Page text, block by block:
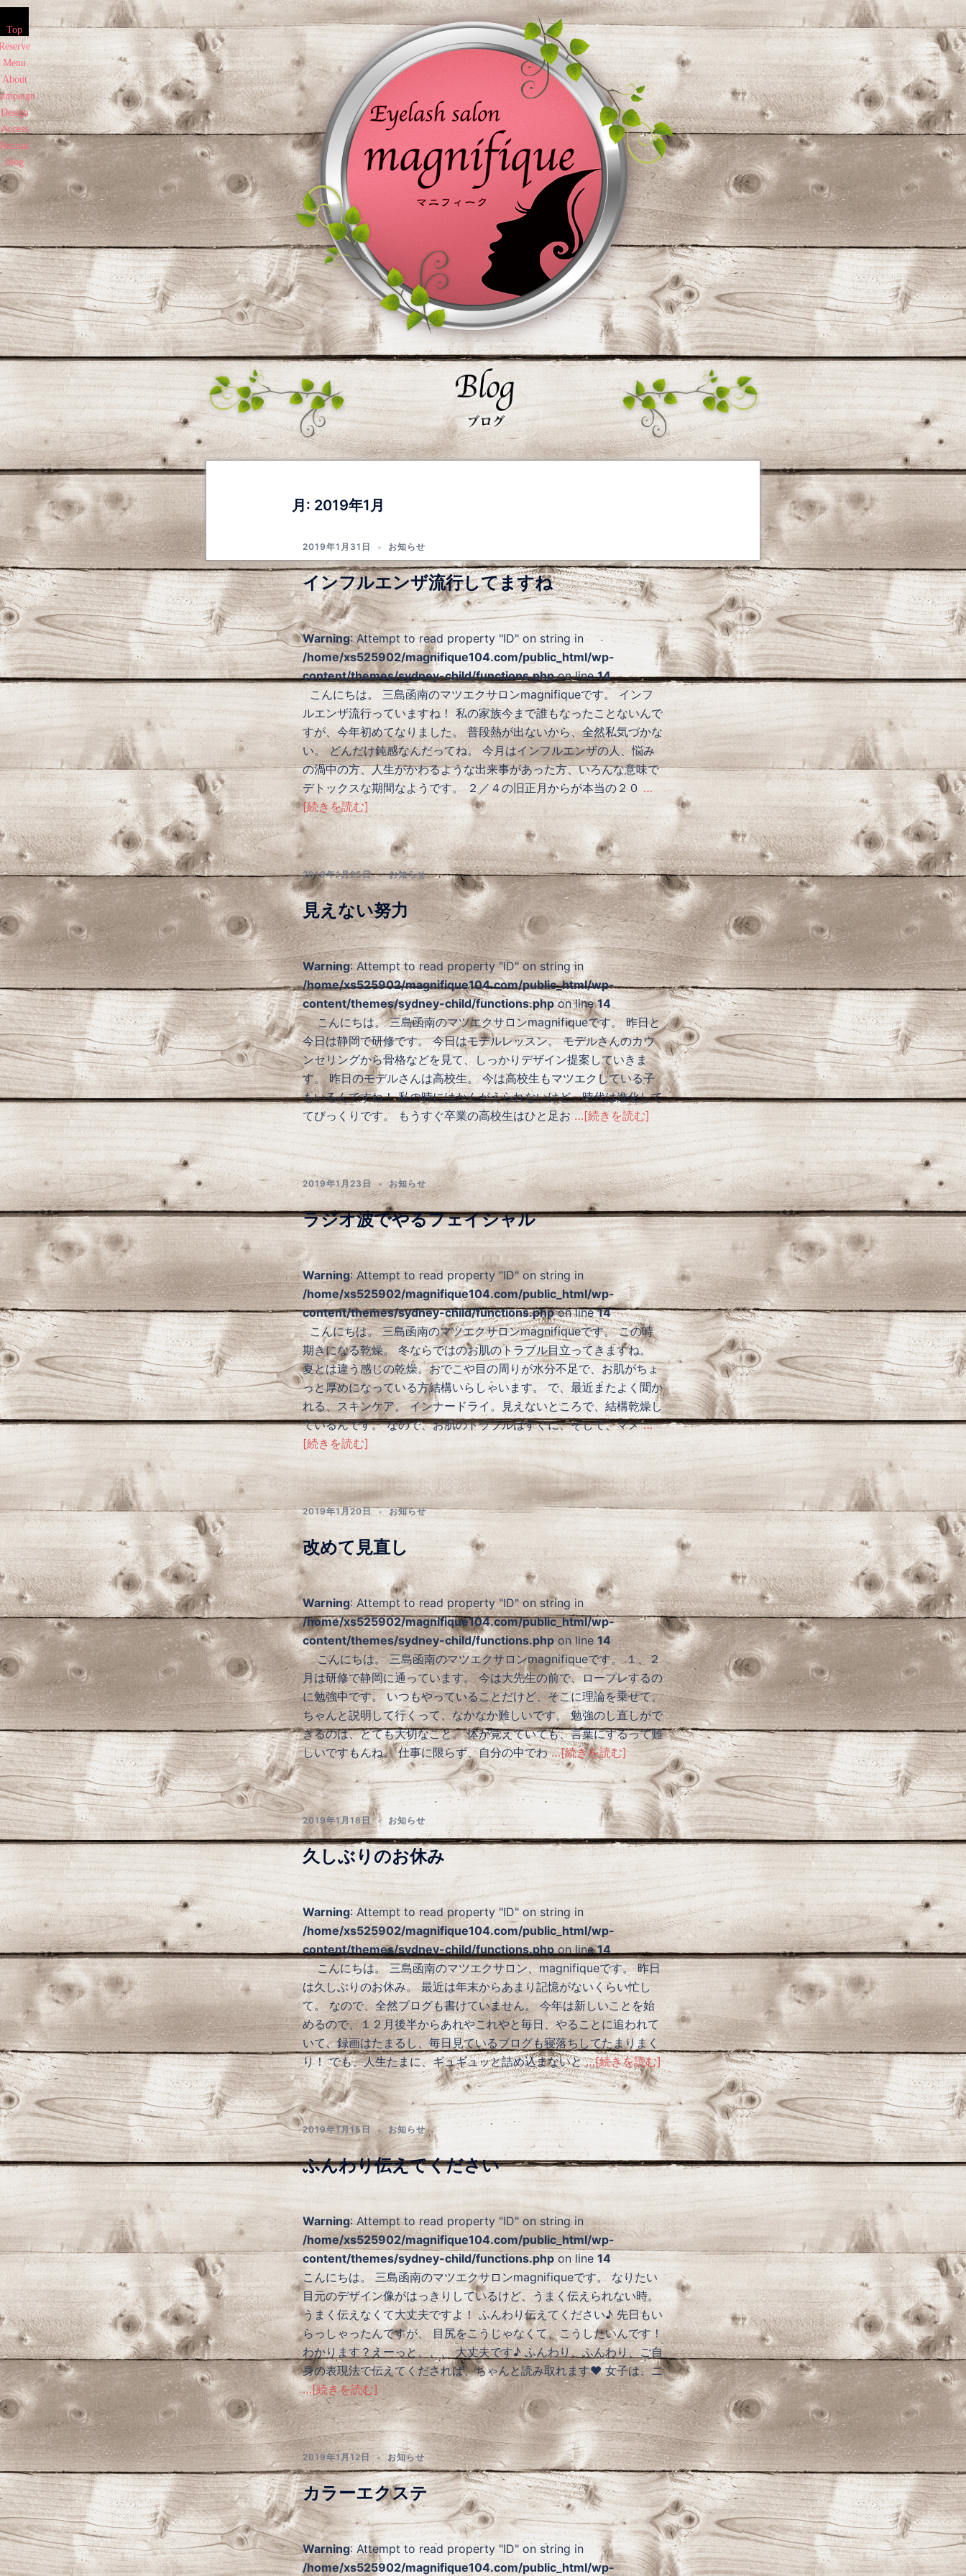
コ
ン
テ
ン
ツ
へ
ス
キ
ッ
プ
Top
Menu
About
Design
Access
Recruit
blog
月: 2019年1月
2019年1月31日 お知らせ
インフルエンザ流行してますね
Warning: Attempt to read property "ID" on string in
/home/xs525902/magnifique104.com/public_html/wp-
content/themes/sydney-child/functions.phpon line14
こんにちは。 三島函南のマツエクサロンmagnifiqueです。 インフ
ルエンザ流行っていますね！ 私の家族今まで誰もなったことないんで
すが、今年初めてなりました。 普段熱が出ないから、全然私気づかな
い。 どんだけ鈍感なんだってね。 今月はインフルエンザの人、悩み
の渦中の方、人生がかわるような出来事があった方、いろんな意味で
デトックスな期間なようです。 ２／４の旧正月からが本当の２０ …
[続きを読む]
2019年1月25日 お知らせ
見えない努力
Warning: Attempt to read property "ID" on string in
/home/xs525902/magnifique104.com/public_html/wp-
content/themes/sydney-child/functions.phpon line14
こんにちは。 三島函南のマツエクサロンmagnifiqueです。 昨日と
今日は静岡で研修です。 今日はモデルレッスン。 モデルさんのカウ
ンセリングから骨格などを見て、しっかりデザイン提案していきま
す。 昨日のモデルさんは高校生。 今は高校生もマツエクしている子
もいるんですね！ 私の時にはかんがえられないけど、時代は進化して
てびっくりです。 もうすぐ卒業の高校生はひと足お…[続きを読む]
2019年1月23日 お知らせ
ラジオ波でやるフェイシャル
Warning: Attempt to read property "ID" on string in
/home/xs525902/magnifique104.com/public_html/wp-
content/themes/sydney-child/functions.phpon line14
こんにちは。 三島函南のマツエクサロンmagnifiqueです。 この時
期きになる乾燥。 冬ならではのお肌のトラブル目立ってきますね。
夏とは違う感じの乾燥。おでこや目の周りが水分不足で、お肌がちょ
っと厚めになっている方結構いらしゃいます。 で、最近またよく聞か
れる、スキンケア。 インナードライ。見えないところで、結構乾燥し
ているんです。 なので、お肌のトラブルはすぐに、そして、マメ…
[続きを読む]
2019年1月20日 お知らせ
改めて見直し
Warning: Attempt to read property "ID" on string in
/home/xs525902/magnifique104.com/public_html/wp-
content/themes/sydney-child/functions.phpon line14
こんにちは。 三島函南のマツエクサロンmagnifiqueです。 １、２
月は研修で静岡に通っています。 今は大先生の前で、ロープレするの
に勉強中です。 いつもやっていることだけど、そこに理論を乗せて、
ちゃんと説明して行くって、なかなか難しいです。 勉強のし直しがで
きるのは、とても大切なこと。 体が覚えていても、言葉にするって難
しいですもんね。 仕事に限らず、自分の中でわ…[続きを読む]
2019年1月18日 お知らせ
久しぶりのお休み
Warning: Attempt to read property "ID" on string in
/home/xs525902/magnifique104.com/public_html/wp-
content/themes/sydney-child/functions.phpon line14
こんにちは。 三島函南のマツエクサロン、magnifiqueです。 昨日
は久しぶりのお休み。 最近は年末からあまり記憶がないくらい忙し
て。 なので、全然ブログも書けていません。 今年は新しいことを始
めるので、１２月後半からあれやこれやと毎日、やることに追われて
いて、録画はたまるし、毎日見ているブログも寝落ちしてたまりまく
り！ でも、人生たまに、ギュギュッと詰め込まないと…[続きを読む]
2019年1月15日 お知らせ
ふんわり伝えてください
Warning: Attempt to read property "ID" on string in
/home/xs525902/magnifique104.com/public_html/wp-
content/themes/sydney-child/functions.phpon line 14
こんにちは。 三島函南のマツエクサロンmagnifiqueです。 なりたい
目元のデザイン像がはっきりしているけど、うまく伝えられない時。
うまく伝えなくて大丈夫ですよ！ ふんわり伝えてください♪ 先日もい
らっしゃったんですが、 目尻をこうじゃなくて、こうしたいんです！
わかります？えーっと、、、 大丈夫です♪ ふんわり、ふんわり、ご自
身の表現法で伝えてくだされば、ちゃんと読み取れます❤️ 女子は、ニ
…[続きを読む]
2019年1月12日 お知らせ
カラーエクステ
Warning: Attempt to read property "ID" on string in
/home/xs525902/magnifique104.com/public_html/wp-